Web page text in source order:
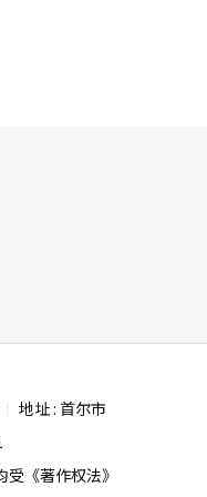
地址 : 首尔市
《著作权法》